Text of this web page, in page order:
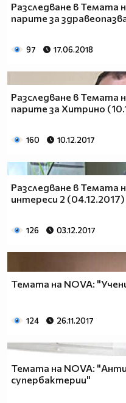
Разследване в Темата
парите за
97 17.06.2018
Разследване в Темата
парите за Хитрино
160 10.12.2017
Разследване в Темата
интереси 2 (04.12.2017)
126 03.12.2017
Темата на NOVA:
124 26.11.2017
Темата на NOVA:
супербактерии"